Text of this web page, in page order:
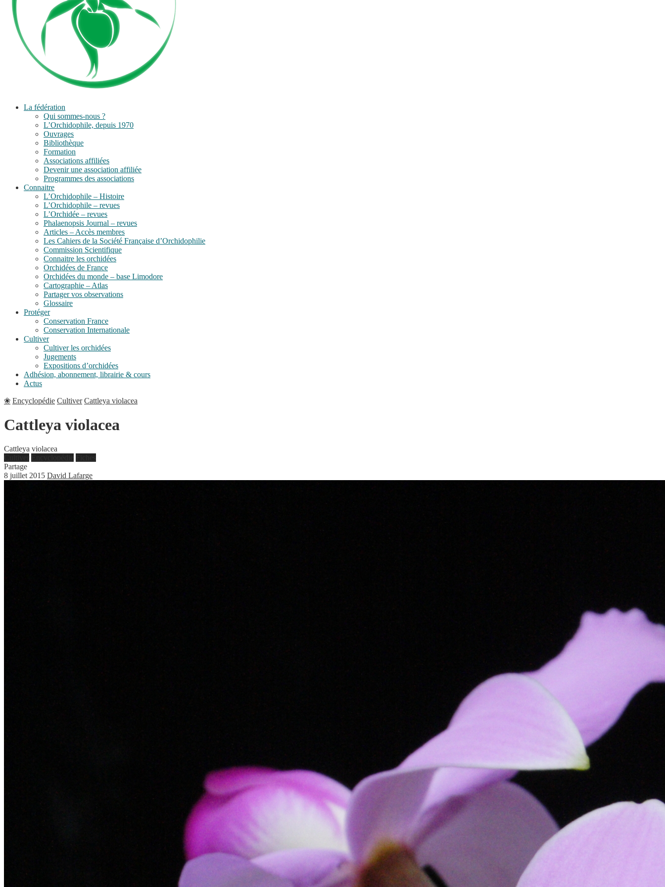
La fédération
Qui sommes-nous ?
L’Orchidophile, depuis 1970
Ouvrages
Bibliothèque
Formation
Associations affiliées
Devenir une association affiliée
Programmes des associations
Connaitre
L’Orchidophile – Histoire
L’Orchidophile – revues
L’Orchidée – revues
Phalaenopsis Journal – revues
Articles – Accès membres
Les Cahiers de la Société Française d’Orchidophilie
Commission Scientifique
Connaitre les orchidées
Orchidées de France
Orchidées du monde – base Limodore
Cartographie – Atlas
Partager vos observations
Glossaire
Protéger
Conservation France
Conservation Internationale
Cultiver
Cultiver les orchidées
Jugements
Expositions d’orchidées
Adhésion, abonnement, librairie & cours
Actus
❀ Encyclopédie Cultiver Cattleya violacea
Cattleya violacea
Cattleya violacea
Partage
8 juillet 2015 David Lafarge